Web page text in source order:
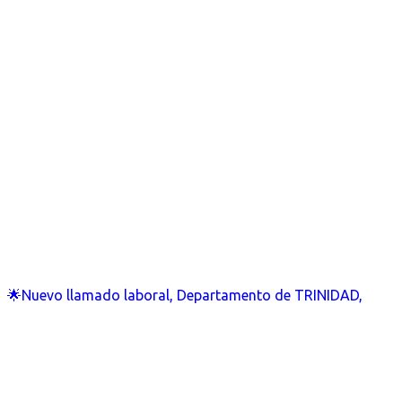
🌟Nuevo llamado laboral, Departamento de TRINIDAD,